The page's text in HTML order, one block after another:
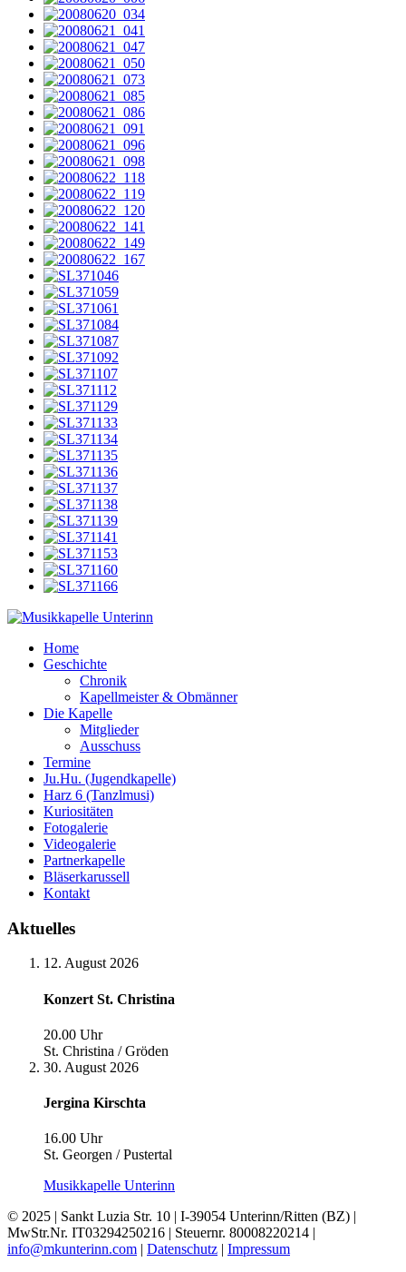
Home
Geschichte
Chronik
Kapellmeister & Obmänner
Die Kapelle
Mitglieder
Ausschuss
Termine
Ju.Hu. (Jugendkapelle)
Harz 6 (Tanzlmusi)
Kuriositäten
Fotogalerie
Videogalerie
Partnerkapelle
Bläserkarussell
Kontakt
Aktuelles
12. August 2026
Konzert St. Christina
20.00 Uhr
St. Christina / Gröden
30. August 2026
Jergina Kirschta
16.00 Uhr
St. Georgen / Pustertal
Musikkapelle Unterinn
© 2025 | Sankt Luzia Str. 10 | I-39054 Unterinn/Ritten (BZ) |
MwStr.Nr. IT03294250216 | Steuernr. 80008220214 |
info@mkunterinn.com | Datenschutz | Impressum